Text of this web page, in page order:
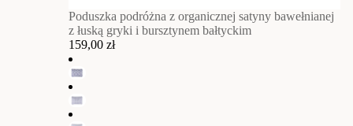
Poduszka podróżna z organicznej satyny bawełnianej
z łuską gryki i bursztynem bałtyckim
159,00 zł